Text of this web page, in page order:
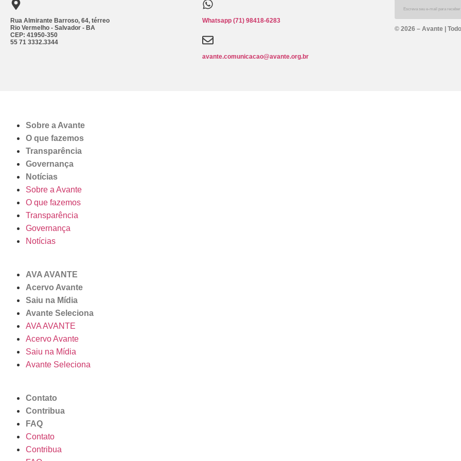
Rua Almirante Barroso, 64, térreo
Rio Vermelho - Salvador - BA
CEP: 41950-350
55 71 3332.3344
Whatsapp (71) 98418-6283
avante.comunicacao@avante.org.br
© 2026 – Avante |
Sobre a Avante
O que fazemos
Transparência
Governança
Notícias
Sobre a Avante
O que fazemos
Transparência
Governança
Notícias
AVA AVANTE
Acervo Avante
Saiu na Mídia
Avante Seleciona
AVA AVANTE
Acervo Avante
Saiu na Mídia
Avante Seleciona
Contato
Contribua
FAQ
Contato
Contribua